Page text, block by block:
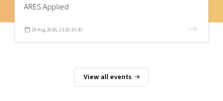
ARES Applied
24 Aug 2026, 13:30-16:30
View all events